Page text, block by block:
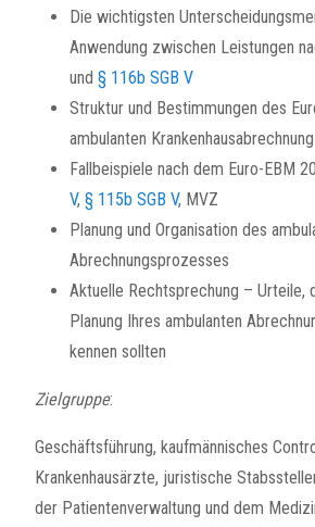
Die wichtigsten
Anwendung zwischen Leistungen
und § 116b SGB V
Struktur und Bestimmungen des
ambulanten Krankenhausabrechnung
Fallbeispiele nach dem Euro-EBM
V, § 115b SGB V, MVZ
Planung und Organisation des
Abrechnungsprozesses
Aktuelle Rechtsprechung – Urteile,
Planung Ihres ambulanten
kennen sollten
Zielgruppe:
Geschäftsführung, kaufmännisches
Krankenhausärzte, juristische
der Patientenverwaltung und dem